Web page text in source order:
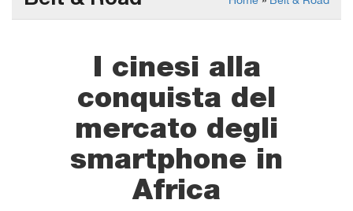
I cinesi alla
conquista del
mercato degli
smartphone in
Africa